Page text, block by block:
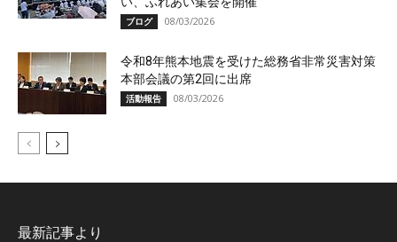
ブログ 08/03/2026
令和8年熊本地震を受けた総務省非常災害対策
本部会議の第2回に出席
活動報告 08/03/2026
最新記事より